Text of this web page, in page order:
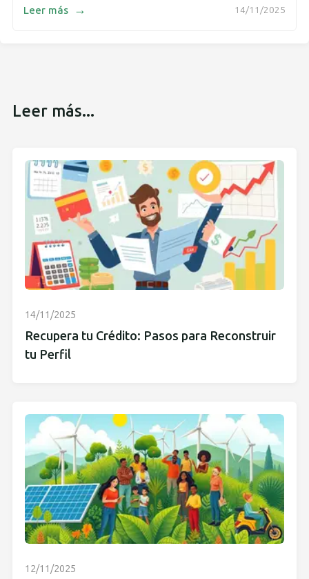
14/11/2025
Leer más →
Leer más...
14/11/2025
Recupera tu Crédito: Pasos para Reconstruir
tu Perfil
12/11/2025